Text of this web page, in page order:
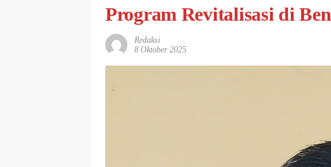
Program Revitalisasi di
Redaksi
8 Oktober 2025